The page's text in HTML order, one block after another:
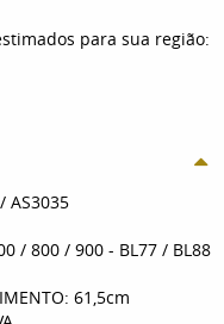
para sua região:
AS3035
/ 800 / 900 - BL77 / BL88
61,5cm